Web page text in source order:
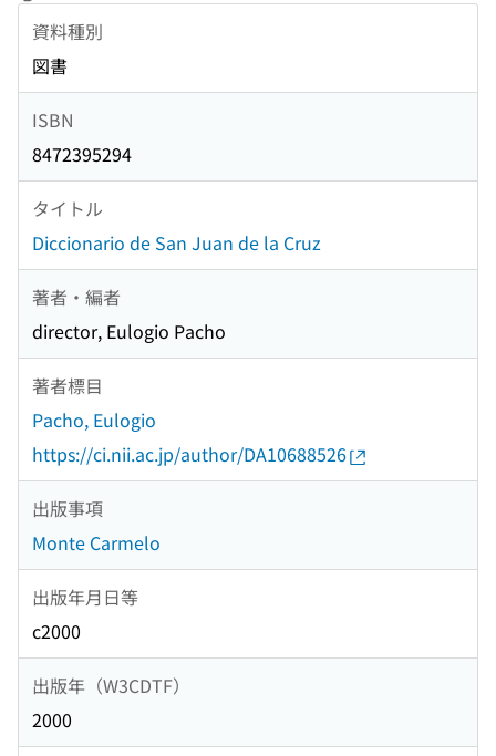
資料種別
図書
ISBN
8472395294
タイトル
Diccionario de San Juan de la Cruz
著者・編者
director, Eulogio Pacho
著者標目
Pacho, Eulogio
https://ci.nii.ac.jp/author/DA10688526
出版事項
Monte Carmelo
出版年月日等
c2000
出版年（W3CDTF）
2000